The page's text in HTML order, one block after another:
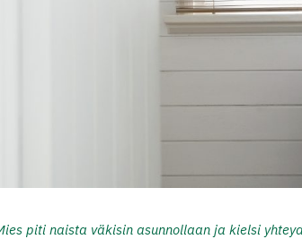
piti naista väkisin asunnollaan ja kielsi